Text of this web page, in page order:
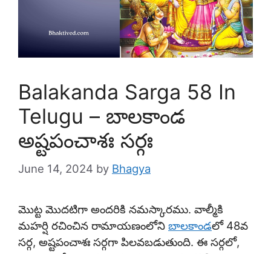
Balakanda Sarga 58 In
Telugu – బాలకాండ
అష్టపంచాశః సర్గః
June 14, 2024 by Bhagya
మొట్ట మొదటిగా అందరికి నమస్కారము. వాల్మీకి
మహర్షి రచించిన రామాయణంలోని బాలకాండలో 48వ
సర్గ, అష్టపంచాశః సర్గగా పిలవబడుతుంది. ఈ సర్గలో,